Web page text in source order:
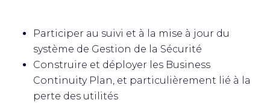
Participer au suivi et à la mise à jour du
système de Gestion de la Sécurité
Construire et déployer les Business
Continuity Plan, et particulièrement lié à la
perte des utilités